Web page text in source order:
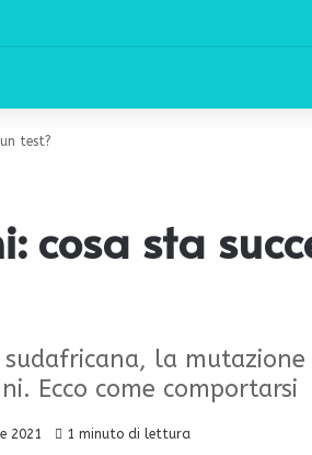
test?
cosa sta
la
Ecco come comportarsi
2021 1 minuto di lettura